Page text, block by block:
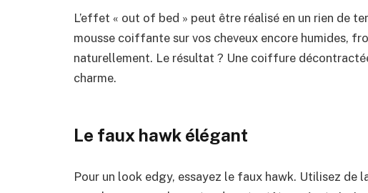
L’effet « out of bed » peut être réalisé en un rien de
mousse coiffante sur vos cheveux encore humides,
naturellement. Le résultat ? Une coiffure
charme.
Le faux hawk élégant
Pour un look edgy, essayez le faux hawk. Utilisez